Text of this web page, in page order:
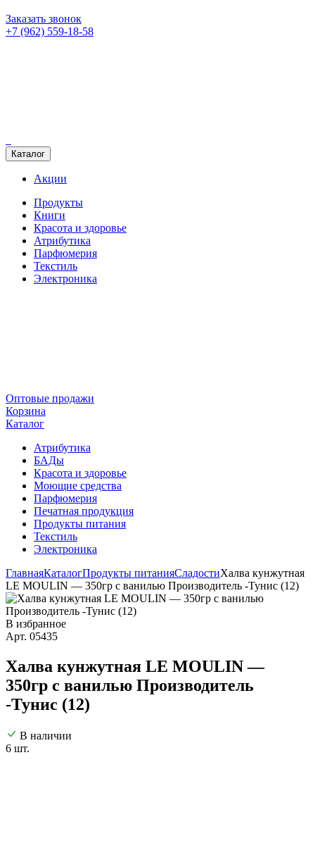
Заказать звонок
+7 (962) 559-18-58
Каталог
Акции
Продукты
Книги
Красота и здоровье
Атрибутика
Парфюмерия
Текстиль
Электроника
Оптовые продажи
Корзина
Каталог
Атрибутика
БАДы
Красота и здоровье
Моющие средства
Парфюмерия
Печатная продукция
Продукты питания
Текстиль
Электроника
ГлавнаяКаталогПродукты питанияСладостиХалва кунжутная
LE MOULIN — 350гр с ванилью Производитель -Тунис (12)
В избранное
Арт. 05435
Халва кунжутная LE MOULIN —
350гр с ванилью Производитель
-Тунис (12)
В наличии
6 шт.